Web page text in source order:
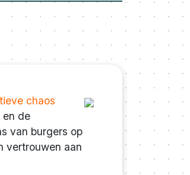
chaos
en de
van burgers op
vertrouwen aan